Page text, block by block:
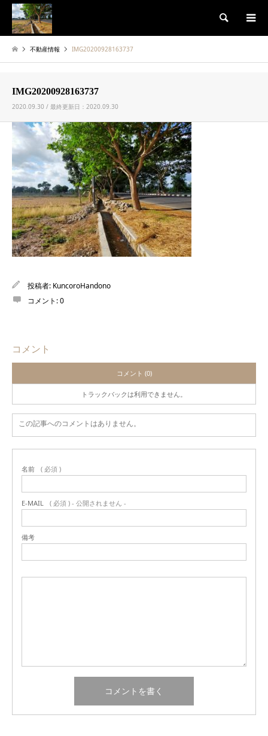
検索
不動産情報 IMG20200928163737
IMG20200928163737
2020.09.30 / 最終更新日：2020.09.30
投稿者: KuncoroHandono
コメント:0
コメント
コメント (0)
トラックバックは利用できません。
この記事へのコメントはありません。
名前 ( 必須 )
E-MAIL ( 必須 ) - 公開されません -
備考